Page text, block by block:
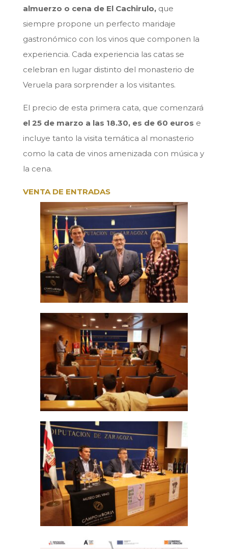
almuerzo o cena de El Cachirulo,que
siempre propone un perfecto maridaje
gastronómico con los vinos que componen la
experiencia. Cada experiencia las catas se
celebran en lugar distinto del monasterio de
Veruela para sorprender a los visitantes.
El precio de esta primera cata, que comenzará
el 25 de marzo a las 18.30, es de 60 euros e
incluye tanto la visita temática al monasterio
como la cata de vinos amenizada con música y
la cena.
VENTA DE ENTRADAS